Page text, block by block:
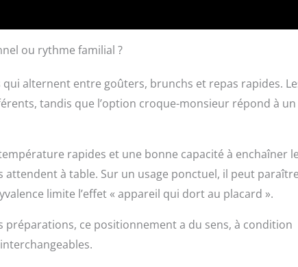
ou rythme familial ?
alternent entre goûters, brunchs et repas rapides.
tandis que l’option croque-monsieur répond à un
rapides et une bonne capacité à enchaîner
à table. Sur un usage ponctuel, il peut
limite l’effet « appareil qui dort au placard ».
ce positionnement a du sens, à condition